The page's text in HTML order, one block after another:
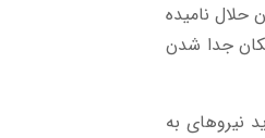
حلال نامیده
جدا شدن
نیروهای به